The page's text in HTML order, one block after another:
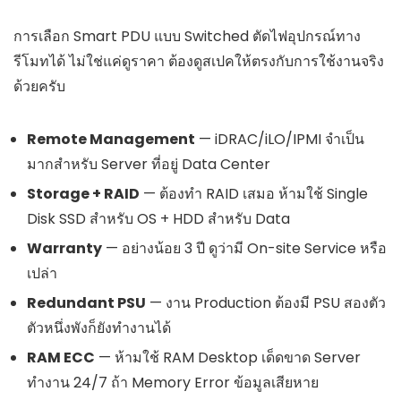
การเลือก Smart PDU แบบ Switched ตัดไฟอุปกรณ์ทาง
รีโมทได้ ไม่ใช่แค่ดูราคา ต้องดูสเปคให้ตรงกับการใช้งานจริง
ด้วยครับ
Remote Management — iDRAC/iLO/IPMI จำเป็น
มากสำหรับ Server ที่อยู่ Data Center
Storage + RAID — ต้องทำ RAID เสมอ ห้ามใช้ Single
Disk SSD สำหรับ OS + HDD สำหรับ Data
Warranty — อย่างน้อย 3 ปี ดูว่ามี On-site Service หรือ
เปล่า
Redundant PSU — งาน Production ต้องมี PSU สองตัว
ตัวหนึ่งพังก็ยังทำงานได้
RAM ECC — ห้ามใช้ RAM Desktop เด็ดขาด Server
ทำงาน 24/7 ถ้า Memory Error ข้อมูลเสียหาย